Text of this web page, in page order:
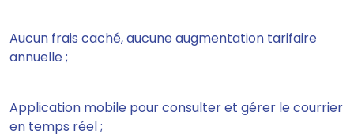
Aucun frais caché, aucune augmentation tarifaire
annuelle ;
Application mobile pour consulter et gérer le courrier
en temps réel ;